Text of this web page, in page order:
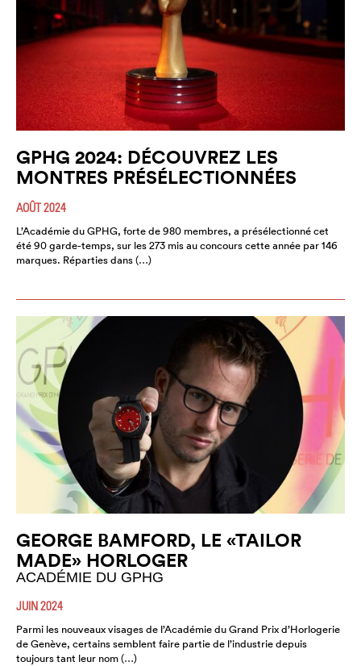
GPHG 2024: DÉCOUVREZ LES
MONTRES PRÉSÉLECTIONNÉES
AOÛT 2024
L’Académie du GPHG, forte de 980 membres, a présélectionné cet
été 90 garde-temps, sur les 273 mis au concours cette année par 146
marques. Réparties dans (…)
GEORGE BAMFORD, LE «TAILOR
MADE» HORLOGER
ACADÉMIE DU GPHG
JUIN 2024
Parmi les nouveaux visages de l’Académie du Grand Prix d’Horlogerie
de Genève, certains semblent faire partie de l’industrie depuis
toujours tant leur nom (…)